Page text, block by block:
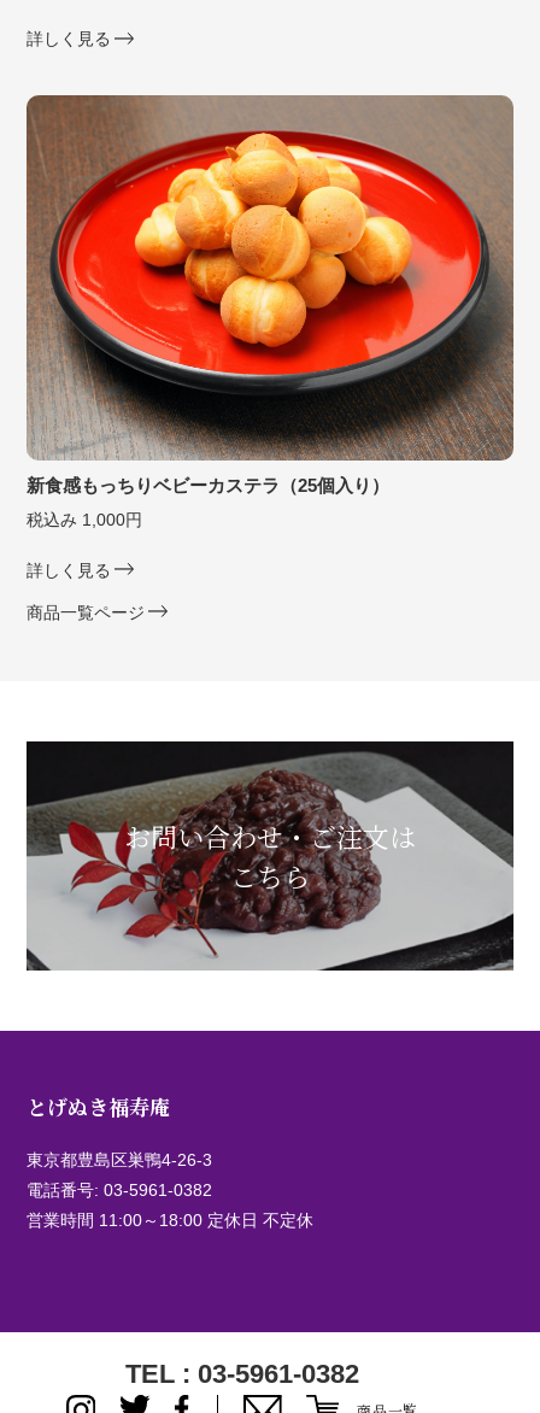
TEL : 03-5961-0382
詳しく見る
新食感もっちりベビーカステラ（25個入り）
税込み 1,000円
詳しく見る
商品一覧ページ
お問い合わせ・ご注文は
こちら
とげぬき福寿庵
東京都豊島区巣鴨4-26-3
電話番号:03-5961-0382
営業時間 11:00～18:00 定休日 不定休